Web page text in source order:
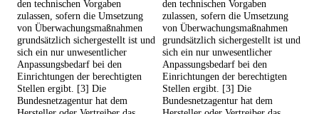
den technischen Vorgaben
zulassen, sofern die Umsetzung
von Überwachungsmaßnahmen
grundsätzlich sichergestellt ist und
sich ein nur unwesentlicher
Anpassungsbedarf bei den
Einrichtungen der berechtigten
Stellen ergibt. [3] Die
Bundesnetzagentur hat dem
den technischen Vorgaben
zulassen, sofern die Umsetzung
von Überwachungsmaßnahmen
grundsätzlich sichergestellt ist und
sich ein nur unwesentlicher
Anpassungsbedarf bei den
Einrichtungen der berechtigten
Stellen ergibt. [3] Die
Bundesnetzagentur hat dem